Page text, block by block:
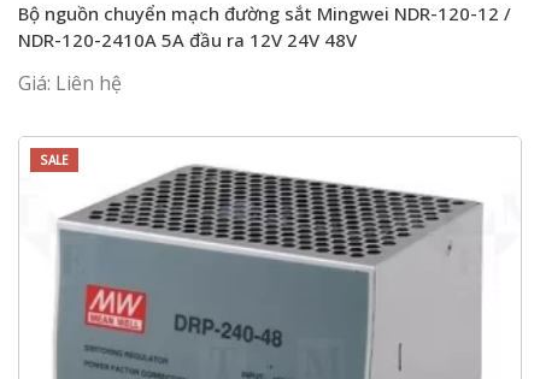
Bộ nguồn chuyển mạch đường sắt Mingwei NDR-120-12 /
NDR-120-2410A 5A đầu ra 12V 24V 48V
Giá: Liên hệ
SALE